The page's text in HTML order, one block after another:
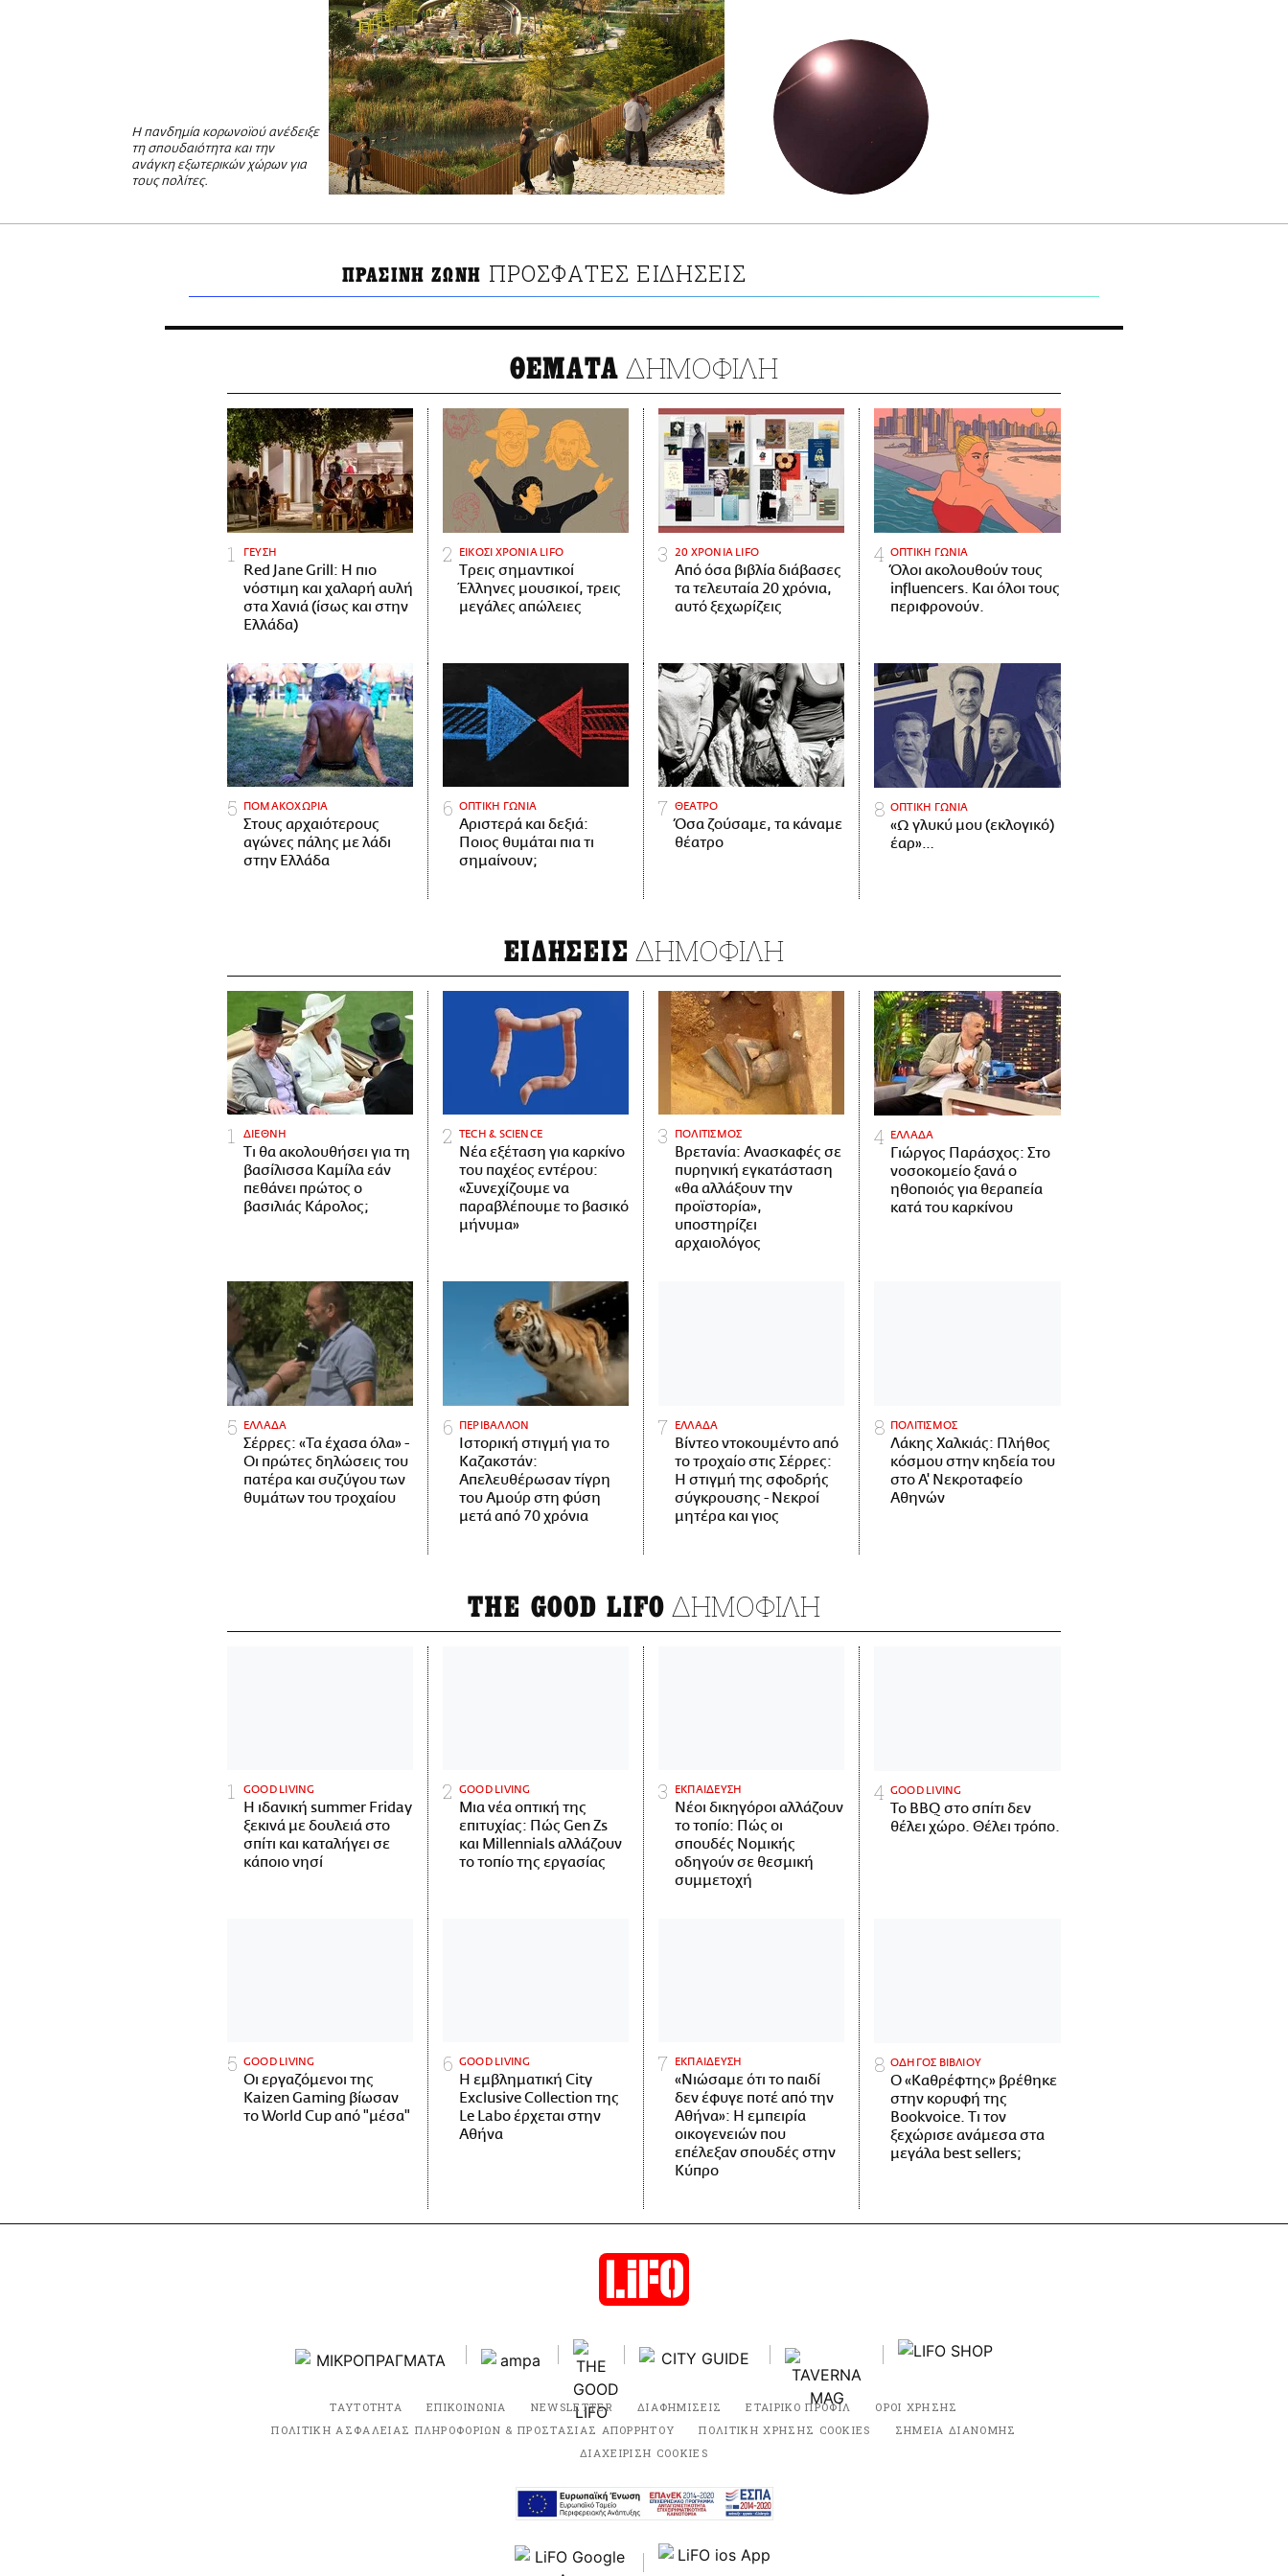
Η πανδημία κορωνοϊού ανέδειξε
τη σπουδαιότητα και την
ανάγκη εξωτερικών χώρων για
τους πολίτες.
ΠΡΑΣΙΝΗ ΖΩΝΗ ΠΡΟΣΦΑΤΕΣ ΕΙΔΗΣΕΙΣ
ΘΕΜΑΤΑ ΔΗΜΟΦΙΛΗ
ΓΕΥΣΗ
Red Jane Grill: Η πιο
νόστιμη και χαλαρή αυλή
στα Χανιά (ίσως και στην
Ελλάδα)
ΕΙΚΟΣΙ ΧΡΟΝΙΑ LIFO
Tρεις σημαντικοί
Έλληνες μουσικοί, τρεις
μεγάλες απώλειες
20 ΧΡΟΝΙΑ LIFO
Από όσα βιβλία διάβασες
τα τελευταία 20 χρόνια,
αυτό ξεχωρίζεις
ΟΠΤΙΚΗ ΓΩΝΙΑ
Όλοι ακολουθούν τους
influencers. Και όλοι τους
περιφρονούν.
ΠΟΜΑΚΟΧΩΡΙΑ
Στους αρχαιότερους
αγώνες πάλης με λάδι
στην Ελλάδα
ΟΠΤΙΚΗ ΓΩΝΙΑ
Αριστερά και δεξιά:
Ποιος θυμάται πια τι
σημαίνουν;
ΘΕΑΤΡΟ
Όσα ζούσαμε, τα κάναμε
θέατρο
ΟΠΤΙΚΗ ΓΩΝΙΑ
«Ω γλυκύ μου (εκλογικό)
έαρ»…
ΕΙΔΗΣΕΙΣ ΔΗΜΟΦΙΛΗ
ΔΙΕΘΝΗ
Τι θα ακολουθήσει για τη
βασίλισσα Καμίλα εάν
πεθάνει πρώτος ο
βασιλιάς Κάρολος;
ΤECH & SCIENCE
Νέα εξέταση για καρκίνο
του παχέος εντέρου:
«Συνεχίζουμε να
παραβλέπουμε το βασικό
μήνυμα»
ΠΟΛΙΤΙΣΜΟΣ
Βρετανία: Ανασκαφές σε
πυρηνική εγκατάσταση
«θα αλλάξουν την
προϊστορία»,
υποστηρίζει
αρχαιολόγος
ΕΛΛΑΔΑ
Γιώργος Παράσχος: Στο
νοσοκομείο ξανά ο
ηθοποιός για θεραπεία
κατά του καρκίνου
ΕΛΛΑΔΑ
Σέρρες: «Τα έχασα όλα» -
Οι πρώτες δηλώσεις του
πατέρα και συζύγου των
θυμάτων του τροχαίου
ΠΕΡΙΒΑΛΛΟΝ
Ιστορική στιγμή για το
Καζακστάν:
Απελευθέρωσαν τίγρη
του Αμούρ στη φύση
μετά από 70 χρόνια
ΕΛΛΑΔΑ
Βίντεο ντοκουμέντο από
το τροχαίο στις Σέρρες:
Η στιγμή της σφοδρής
σύγκρουσης - Νεκροί
μητέρα και γιος
ΠΟΛΙΤΙΣΜΟΣ
Λάκης Χαλκιάς: Πλήθος
κόσμου στην κηδεία του
στο Α' Νεκροταφείο
Αθηνών
THE GOOD LIFO ΔΗΜΟΦΙΛΗ
GOOD LIVING
Η ιδανική summer Friday
ξεκινά με δουλειά στο
σπίτι και καταλήγει σε
κάποιο νησί
GOOD LIVING
Μια νέα οπτική της
επιτυχίας: Πώς Gen Zs
και Millennials αλλάζουν
το τοπίο της εργασίας
ΕΚΠΑΙΔΕΥΣΗ
Νέοι δικηγόροι αλλάζουν
το τοπίο: Πώς οι
σπουδές Νομικής
οδηγούν σε θεσμική
συμμετοχή
GOOD LIVING
Το BBQ στο σπίτι δεν
θέλει χώρο. Θέλει τρόπο.
GOOD LIVING
Οι εργαζόμενοι της
Kaizen Gaming βίωσαν
το World Cup από "μέσα"
GOOD LIVING
Η εμβληματική City
Exclusive Collection της
Le Labo έρχεται στην
Αθήνα
ΕΚΠΑΙΔΕΥΣΗ
«Νιώσαμε ότι το παιδί
δεν έφυγε ποτέ από την
Αθήνα»: Η εμπειρία
οικογενειών που
επέλεξαν σπουδές στην
Κύπρο
ΟΔΗΓΟΣ ΒΙΒΛΙΟΥ
Ο «Καθρέφτης» βρέθηκε
στην κορυφή της
Bookvoice. Τι τον
ξεχώρισε ανάμεσα στα
μεγάλα best sellers;
ΤΑΥΤΟΤΗΤΑ ΕΠΙΚΟΙΝΩΝΙΑ NEWSLETTER ΔΙΑΦΗΜΙΣΕΙΣ ΕΤΑΙΡΙΚΟ ΠΡΟΦΙΛ
ΟΡΟΙ ΧΡΗΣΗΣ
ΠΟΛΙΤΙΚΗ ΑΣΦΑΛΕΙΑΣ ΠΛΗΡΟΦΟΡΙΩΝ & ΠΡΟΣΤΑΣΙΑΣ ΑΠΟΡΡΗΤΟΥ
ΠΟΛΙΤΙΚΗ ΧΡΗΣΗΣ COOKIES
ΣΗΜΕΙΑ ΔΙΑΝΟΜΗΣ
ΔΙΑΧΕΙΡΙΣΗ COOKIES